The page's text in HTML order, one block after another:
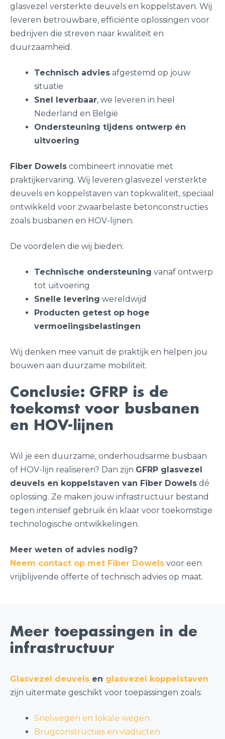
glasvezel versterkte deuvels en koppelstaven. Wij
leveren betrouwbare, efficiënte oplossingen voor
bedrijven die streven naar kwaliteit en
duurzaamheid.
Technisch advies afgestemd op jouw
situatie
Snel leverbaar, we leveren in heel
Nederland en België
Ondersteuning tijdens ontwerp én
uitvoering
Fiber Dowels combineert innovatie met
praktijkervaring. Wij leveren glasvezel versterkte
deuvels en koppelstaven van topkwaliteit, speciaal
ontwikkeld voor zwaarbelaste betonconstructies
zoals busbanen en HOV-lijnen.
De voordelen die wij bieden:
Technische ondersteuning vanaf ontwerp
tot uitvoering
Snelle levering wereldwijd
Producten getest op hoge
vermoeiingsbelastingen
Wij denken mee vanuit de praktijk en helpen jou
bouwen aan duurzame mobiliteit.
Conclusie: GFRP is de
toekomst voor busbanen
en HOV-lijnen
Wil je een duurzame, onderhoudsarme busbaan
of HOV-lijn realiseren? Dan zijn GFRP glasvezel
deuvels en koppelstaven van Fiber Dowels dé
oplossing. Ze maken jouw infrastructuur bestand
tegen intensief gebruik én klaar voor toekomstige
technologische ontwikkelingen.
Meer weten of advies nodig?
Neem contact op met Fiber Dowels voor een
vrijblijvende offerte of technisch advies op maat.
Meer toepassingen in de
infrastructuur
Glasvezel deuvels en glasvezel koppelstaven
zijn uitermate geschikt voor toepassingen zoals:
Snelwegen en lokale wegen
Brugconstructies en viaducten